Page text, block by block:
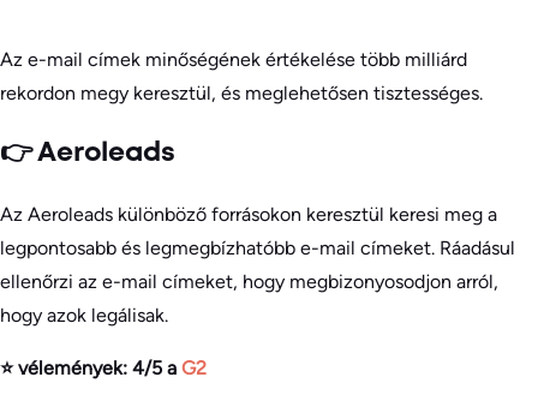
Az e-mail címek minőségének értékelése több milliárd
rekordon megy keresztül, és meglehetősen tisztességes.
👉 Aeroleads
Az Aeroleads különböző forrásokon keresztül keresi meg a
legpontosabb és legmegbízhatóbb e-mail címeket. Ráadásul
ellenőrzi az e-mail címeket, hogy megbizonyosodjon arról,
hogy azok legálisak.
⭐ vélemények: 4/5 a G2